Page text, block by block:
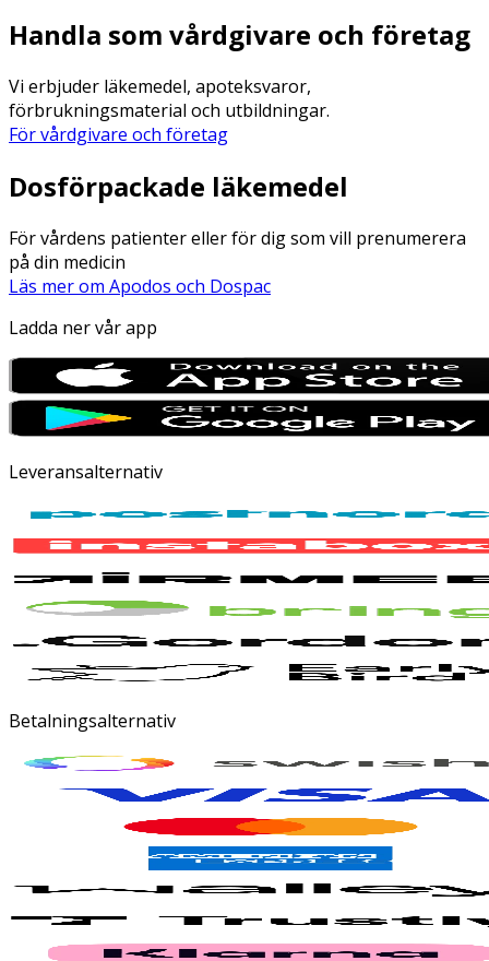
Handla som vårdgivare och företag
Vi erbjuder läkemedel, apoteksvaror,
förbrukningsmaterial och utbildningar.
För vårdgivare och företag
Dosförpackade läkemedel
För vårdens patienter eller för dig som vill prenumerera
på din medicin
Läs mer om Apodos och Dospac
Ladda ner vår app
Leveransalternativ
Betalningsalternativ